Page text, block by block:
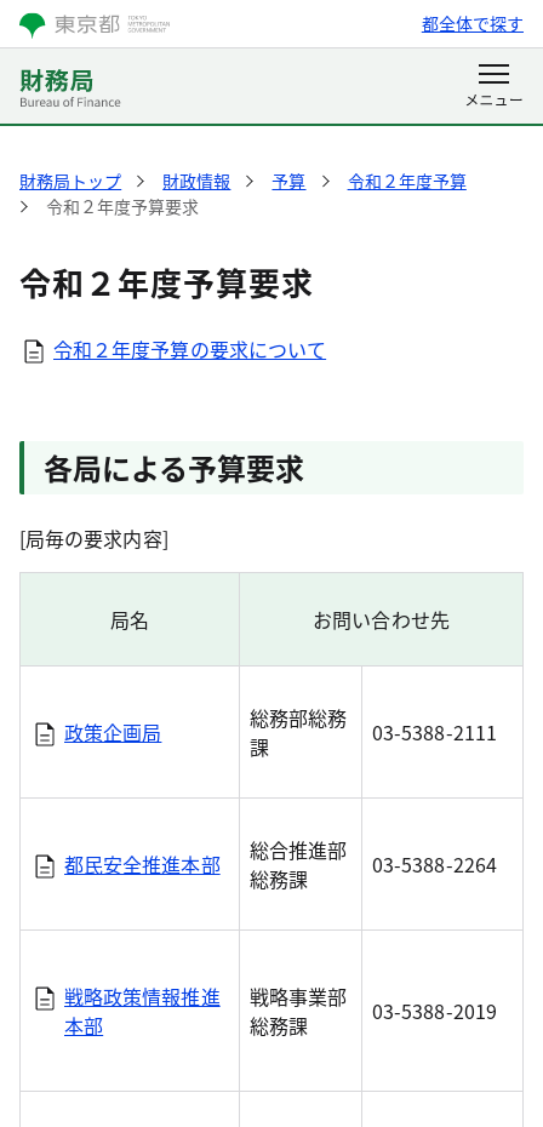
都全体で探す
財務局トップ 財政情報 予算
令和２年度予算
令和２年度予算要求
令和２年度予算要求
令和２年度予算の要求について
各局による予算要求
[局毎の要求内容]
局名 お問い合わせ先
政策企画局
総務部総務
課
03-5388-2111
都民安全推進本部
総合推進部
総務課
03-5388-2264
戦略政策情報推進
本部
戦略事業部
総務課
03-5388-2019